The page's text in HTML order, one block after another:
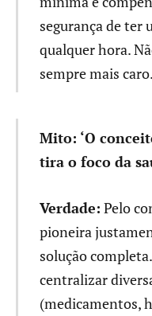
segurança de ter
qualquer hora.
sempre mais caro.
Mito: ‘O
tira o foco da
Verdade: Pelo
pioneira
solução
centralizar
(medicamentos,